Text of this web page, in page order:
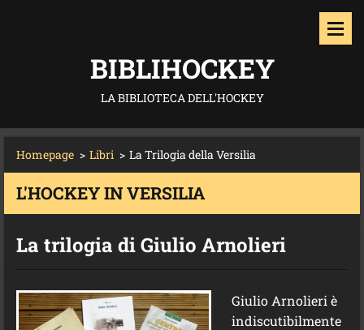
BIBLIHOCKEY
LA BIBLIOTECA DELL'HOCKEY
Homepage > Libri > La Trilogia della Versilia
L'HOCKEY IN VERSILIA
La trilogia di Giulio Arnolieri
Giulio Arnolieri è
indiscutibilmente